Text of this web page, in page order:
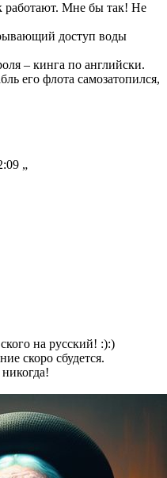
работают. Мне бы так! Не
доступ воды
– кинга по английски.
его флота самозатопился,
„
на русский! :):)
скоро сбудется.